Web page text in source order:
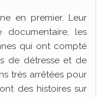
en premier. Leur
documentaire, les
qui ont compté
de détresse et de
très arrêtées pour
des histoires sur